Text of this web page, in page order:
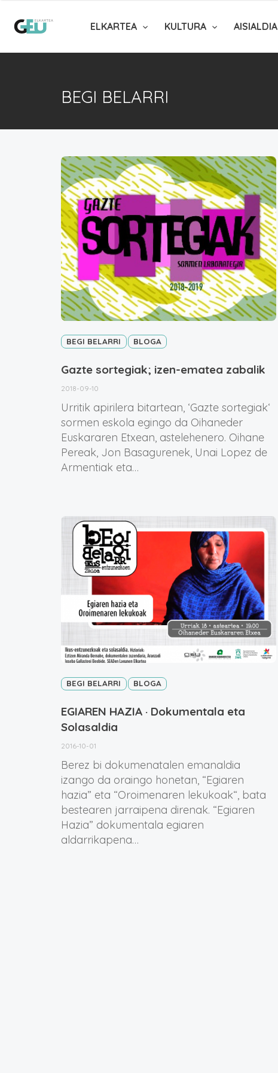
ELKARTEA KULTURA AISIALDIA
BEGI BELARRI
BEGI BELARRI BLOGA
Gazte sortegiak; izen-ematea zabalik
2018-09-10
Urritik apirilera bitartean, ‘Gazte sortegiak‘
sormen eskola egingo da Oihaneder
Euskararen Etxean, astelehenero. Oihane
Pereak, Jon Basagurenek, Unai Lopez de
Armentiak eta…
BEGI BELARRI BLOGA
EGIAREN HAZIA · Dokumentala eta
Solasaldia
2016-10-01
Berez bi dokumenatalen emanaldia
izango da oraingo honetan, “Egiaren
hazia” eta “Oroimenaren lekukoak“, bata
bestearen jarraipena direnak. “Egiaren
Hazia” dokumentala egiaren
aldarrikapena…